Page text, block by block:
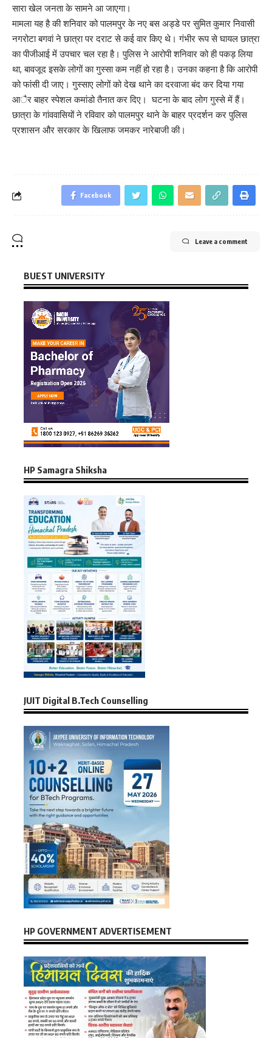
सारा खेल जनता के सामने आ जाएगा।
मामला यह है की शनिवार को पालमपुर के नए बस अड्डे पर सुमित कुमार निवासी
नगरोटा बगवां ने छात्रा पर दराट से कई वार किए थे। गंभीर रूप से घायल छात्रा
का पीजीआई में उपचार चल रहा है। पुलिस ने आरोपी शनिवार को ही पकड़ लिया
था, बावजूद इसके लोगों का गुस्सा कम नहीं हो रहा है। उनका कहना है कि आरोपी
को फांसी दी जाए। गुस्साए लोगों को देख थाने का दरवाजा बंद कर दिया गया
आैर बाहर स्पेशल कमांडो तैनात कर दिए। घटना के बाद लोग गुस्से में हैं।
छात्रा के गांववासियों ने रविवार को पालमपुर थाने के बाहर प्रदर्शन कर पुलिस
प्रशासन और सरकार के खिलाफ जमकर नारेबाजी की।
Facebook
Leave a comment
BUEST UNIVERSITY
HP Samagra Shiksha
JUIT Digital B.Tech Counselling
HP GOVERNMENT ADVERTISEMENT